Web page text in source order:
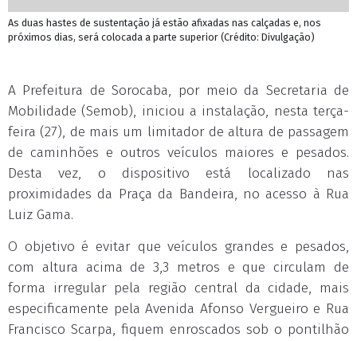
As duas hastes de sustentação já estão afixadas nas calçadas e, nos
próximos dias, será colocada a parte superior (Crédito: Divulgação)
A Prefeitura de Sorocaba, por meio da Secretaria de
Mobilidade (Semob), iniciou a instalação, nesta terça-
feira (27), de mais um limitador de altura de passagem
de caminhões e outros veículos maiores e pesados.
Desta vez, o dispositivo está localizado nas
proximidades da Praça da Bandeira, no acesso à Rua
Luiz Gama.
O objetivo é evitar que veículos grandes e pesados,
com altura acima de 3,3 metros e que circulam de
forma irregular pela região central da cidade, mais
especificamente pela Avenida Afonso Vergueiro e Rua
Francisco Scarpa, fiquem enroscados sob o pontilhão